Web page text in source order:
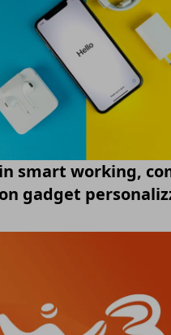
smart working,
gadget